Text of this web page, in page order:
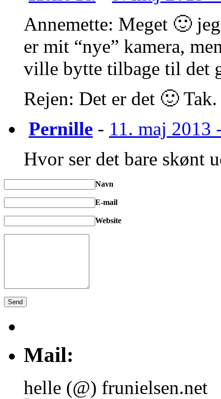
Annemette: Meget 🙂
er mit “nye” kamera,
ville bytte tilbage til det
Rejen: Det er det 🙂 Tak.
Pernille - 11. maj 2013
Hvor ser det bare skønt
Navn
E-mail
Website
Mail:
helle (@) frunielsen.net